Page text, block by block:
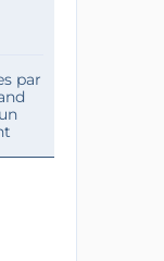
par